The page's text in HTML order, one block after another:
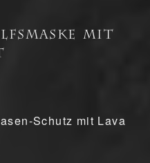
mit
Schutz mit Lava